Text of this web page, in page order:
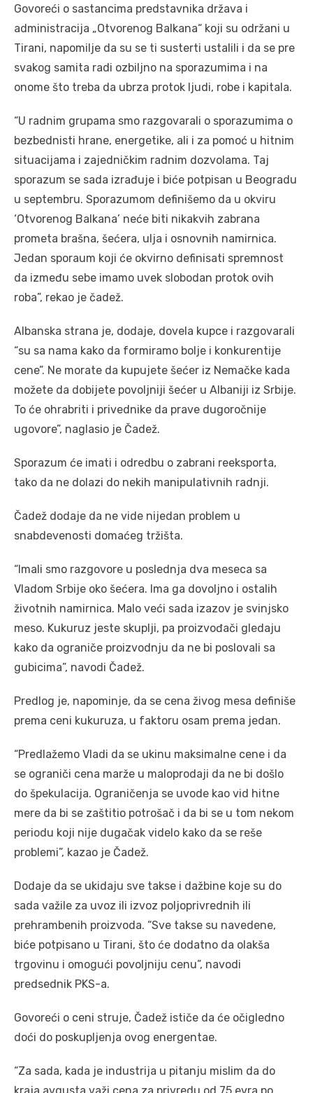
Govoreći o sastancima predstavnika država i
administracija „Otvorenog Balkana“ koji su održani u
Tirani, napomilje da su se ti susterti ustalili i da se pre
svakog samita radi ozbiljno na sporazumima i na
onome što treba da ubrza protok ljudi, robe i kapitala.
“U radnim grupama smo razgovarali o sporazumima o
bezbednisti hrane, energetike, ali i za pomoć u hitnim
situacijama i zajedničkim radnim dozvolama. Taj
sporazum se sada izrađuje i biće potpisan u Beogradu
u septembru. Sporazumom definišemo da u okviru
‘Otvorenog Balkana’ neće biti nikakvih zabrana
prometa brašna, šećera, ulja i osnovnih namirnica.
Jedan sporaum koji će okvirno definisati spremnost
da između sebe imamo uvek slobodan protok ovih
roba”, rekao je čadež.
Albanska strana je, dodaje, dovela kupce i razgovarali
“su sa nama kako da formiramo bolje i konkurentije
cene”. Ne morate da kupujete šećer iz Nemačke kada
možete da dobijete povoljniji šećer u Albaniji iz Srbije.
To će ohrabriti i privednike da prave dugoročnije
ugovore”, naglasio je Čadež.
Sporazum će imati i odredbu o zabrani reeksporta,
tako da ne dolazi do nekih manipulativnih radnji.
Čadež dodaje da ne vide nijedan problem u
snabdevenosti domaćeg tržišta.
“Imali smo razgovore u poslednja dva meseca sa
Vladom Srbije oko šećera. Ima ga dovoljno i ostalih
životnih namirnica. Malo veći sada izazov je svinjsko
meso. Kukuruz jeste skuplji, pa proizvođači gledaju
kako da ograniče proizvodnju da ne bi poslovali sa
gubicima”, navodi Čadež.
Predlog je, napominje, da se cena živog mesa definiše
prema ceni kukuruza, u faktoru osam prema jedan.
“Predlažemo Vladi da se ukinu maksimalne cene i da
se ograniči cena marže u maloprodaji da ne bi došlo
do špekulacija. Ograničenja se uvode kao vid hitne
mere da bi se zaštitio potrošač i da bi se u tom nekom
periodu koji nije dugačak videlo kako da se reše
problemi”, kazao je Čadež.
Dodaje da se ukidaju sve takse i dažbine koje su do
sada važile za uvoz ili izvoz poljoprivrednih ili
prehrambenih proizvoda. “Sve takse su navedene,
biće potpisano u Tirani, što će dodatno da olakša
trgovinu i omogući povoljniju cenu”, navodi
predsednik PKS-a.
Govoreći o ceni struje, Čadež ističe da će očigledno
doći do poskupljenja ovog energentae.
“Za sada, kada je industrija u pitanju mislim da do
kraja avgusta važi cena za privredu od 75 evra po